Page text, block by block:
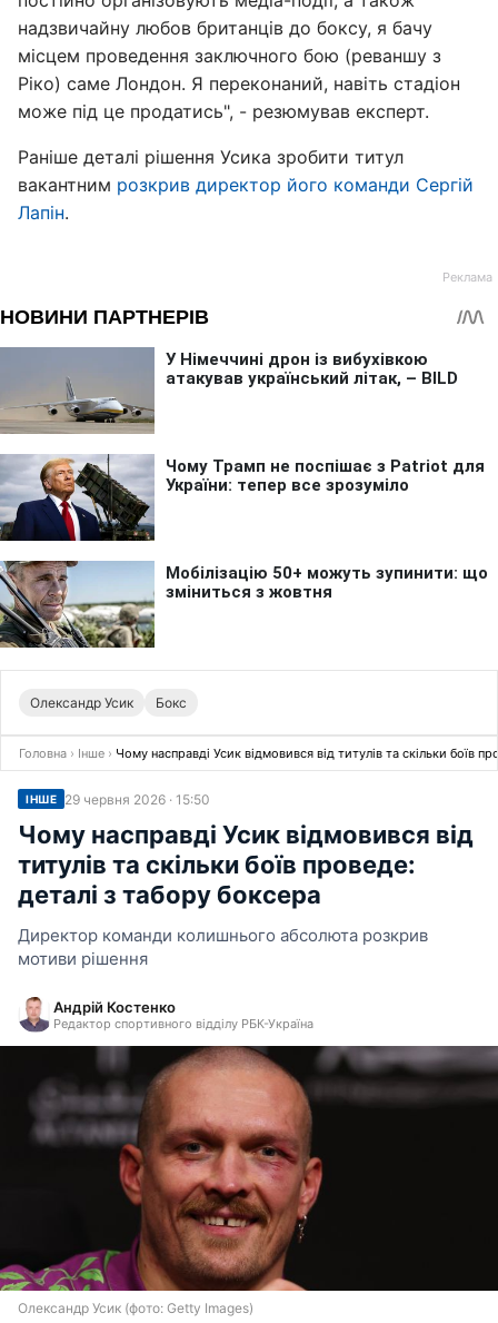
надзвичайну любов британців до боксу, я бачу
місцем проведення заключного бою (реваншу з
Ріко) саме Лондон. Я переконаний, навіть стадіон
може під це продатись", - резюмував експерт.
Раніше деталі рішення Усика зробити титул
вакантним розкрив директор його команди Сергій
Лапін.
Олександр Усик Бокс
Головна › Інше › Чому насправді Усик відмовився від титулів та скільки боїв
ІНШЕ 29 червня 2026 · 15:50
Чому насправді Усик відмовився від
титулів та скільки боїв проведе:
деталі з табору боксера
Директор команди колишнього абсолюта розкрив
мотиви рішення
Андрій Костенко
Редактор спортивного відділу РБК-Україна
Олександр Усик (фото: Getty Images)